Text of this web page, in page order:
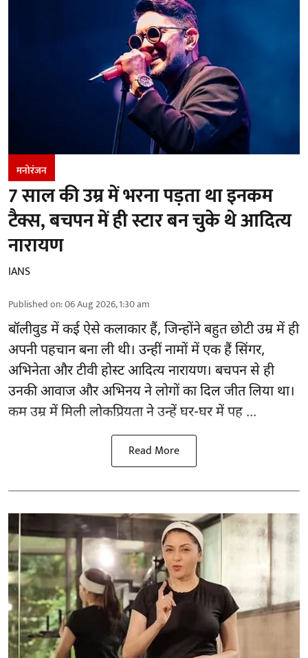
मनोरंजन
7 साल की उम्र में भरना पड़ता था इनकम
टैक्स, बचपन में ही स्टार बन चुके थे आदित्य
नारायण
IANS
Published on:06 Aug 2026, 1:30 am
बॉलीवुडमें कई ऐसे कलाकार हैं, जिन्होंने बहुत छोटी उम्र में ही
अपनी पहचान बना ली थी। उन्हीं नामों में एक हैं सिंगर,
अभिनेता और टीवी होस्ट आदित्य नारायण। बचपन से ही
उनकी आवाज और अभिनय ने लोगों का दिल जीत लिया था।
कम उम्र में मिली लोकप्रियता ने उन्हें घर-घर में पह ...
Read More